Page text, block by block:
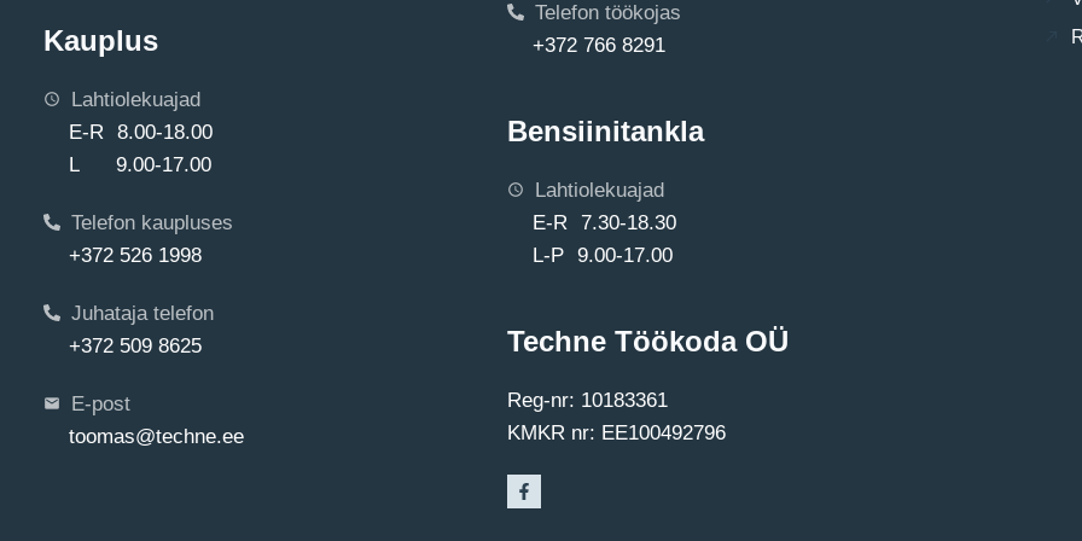
Kauplus
Lahtiolekuajad
E-R 8.00-18.00
L 9.00-17.00
Telefon kaupluses
+372 526 1998
Juhataja telefon
+372 509 8625
E-post
toomas@techne.ee
Telefon töökojas
+372 766 8291
Bensiinitankla
Lahtiolekuajad
E-R 7.30-18.30
L-P 9.00-17.00
Techne Töökoda OÜ
Reg-nr: 10183361
KMKR nr: EE100492796